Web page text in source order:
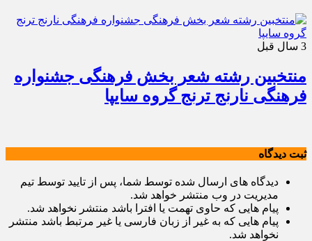
3 سال قبل
منتخبین رشته شعر بخش فرهنگی جشنواره
فرهنگی نارنج ترنج گروه سایپا
ثبت دیدگاه
دیدگاه های ارسال شده توسط شما، پس از تایید توسط تیم
مدیریت در وب منتشر خواهد شد.
پیام هایی که حاوی تهمت یا افترا باشد منتشر نخواهد شد.
پیام هایی که به غیر از زبان فارسی یا غیر مرتبط باشد منتشر
نخواهد شد.